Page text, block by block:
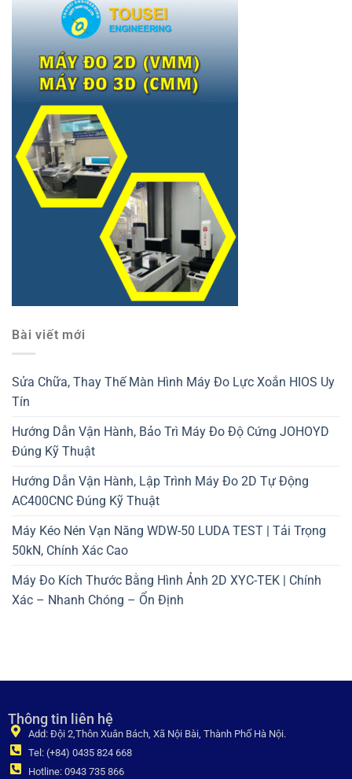
Bài viết mới
Sửa Chữa, Thay Thế Màn Hình Máy Đo Lực Xoắn HIOS Uy
Tín
Hướng Dẫn Vận Hành, Bảo Trì Máy Đo Độ Cứng JOHOYD
Đúng Kỹ Thuật
Hướng Dẫn Vận Hành, Lập Trình Máy Đo 2D Tự Động
AC400CNC Đúng Kỹ Thuật
Máy Kéo Nén Vạn Năng WDW-50 LUDA TEST | Tải Trọng
50kN, Chính Xác Cao
Máy Đo Kích Thước Bằng Hình Ảnh 2D XYC-TEK | Chính
Xác – Nhanh Chóng – Ổn Định
Thông tin liên hệ
Add: Đội 2,Thôn Xuân Bách, Xã Nội Bài, Thành Phố Hà Nội.
Tel: (+84) 0435 824 668
Hotline: 0943 735 866